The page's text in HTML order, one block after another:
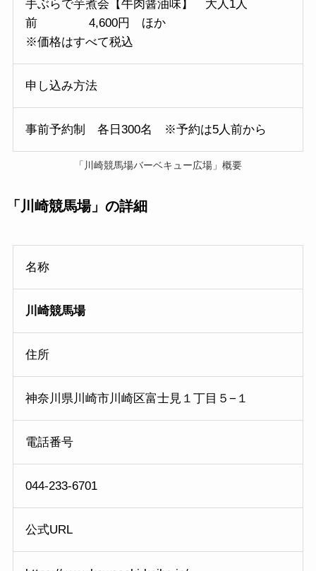
手ぶらで芋煮会【牛肉醤油味】 大人1人
前 4,600円 ほか
※価格はすべて税込
申し込み方法
事前予約制 各日300名 ※予約は5人前から
「川崎競馬場バーベキュー広場」概要
「 川崎競馬場」の詳細
名称
川崎競馬場
住所
神奈川県川崎市川崎区富士見１丁目５−１
電話番号
044-233-6701
公式URL